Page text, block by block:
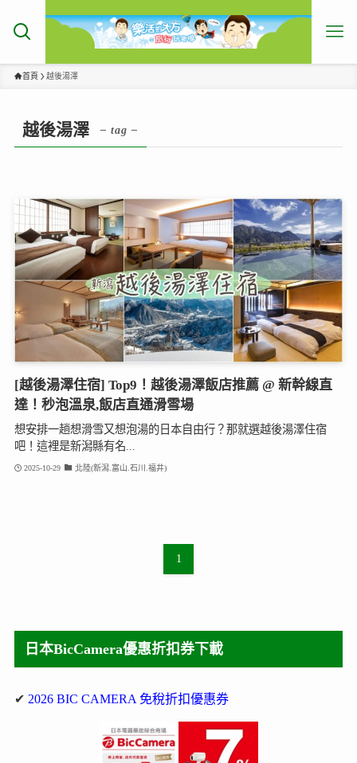
首頁 越後湯澤
越後湯澤 – tag –
[越後湯澤住宿] Top9！越後湯澤飯店推薦 @ 新幹線直
達！秒泡溫泉,飯店直通滑雪場
想安排一趟想滑雪又想泡湯的日本自由行？那就選越後湯澤住宿
吧！這裡是新潟縣有名...
2025-10-29 北陸(新潟.富山.石川.福井)
1
日本BicCamera優惠折扣券下載
✔ 2026 BIC CAMERA 免稅折扣優惠券